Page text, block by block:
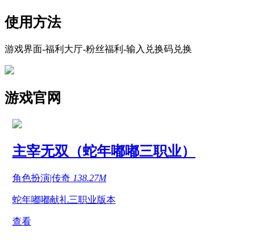
使用方法
游戏界面-福利大厅-粉丝福利-输入兑换码兑换
游戏官网
主宰无双（蛇年嘟嘟三职业）
角色扮演|传奇 138.27M
蛇年嘟嘟献礼三职业版本
查看